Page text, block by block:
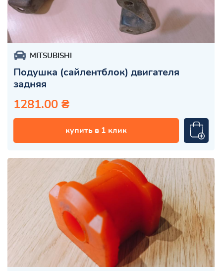
MITSUBISHI
Подушка (сайлентблок) двигателя
задняя
1281.00 ₴
купить в 1 клик